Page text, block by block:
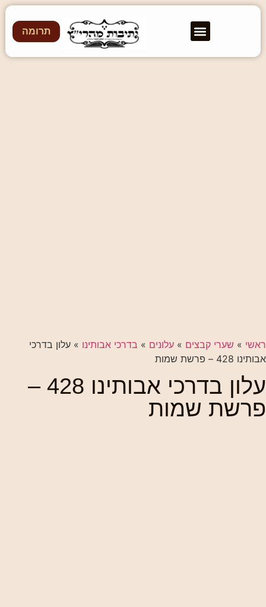
תרומה
ראשי » שערי קבצים » עלונים » בדרכי אבותינו » עלון בדרכי
אבותינו 428 – פרשת שמות
עלון בדרכי אבותינו 428 –
פרשת שמות